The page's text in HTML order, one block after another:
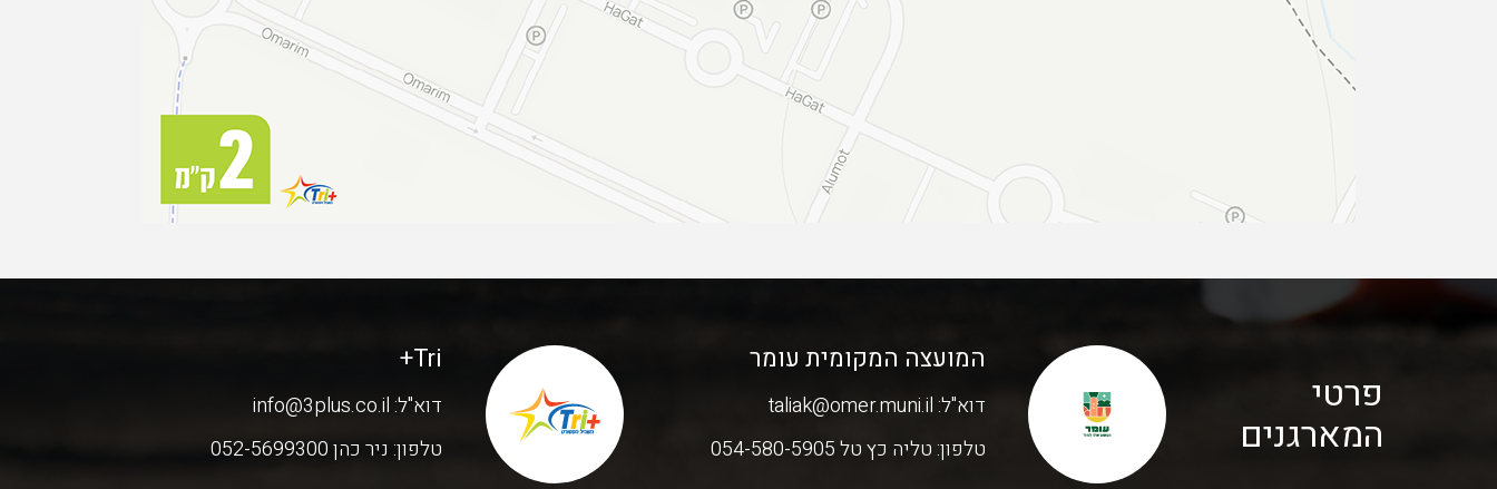
פרטי
המארגנים
המועצה המקומית עומר
דוא"ל:taliak@omer.muni.il
טלפון: טליה כץ טל 054-580-5905
Tri+
דוא"ל:info@3plus.co.il
טלפון: ניר כהן 052-5699300